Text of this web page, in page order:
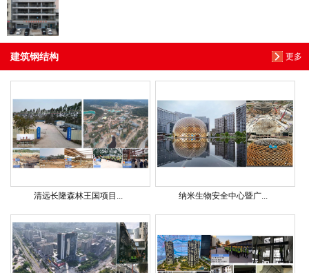
更多
建筑钢结构
清远长隆森林王国项目... 纳米生物安全中心暨广...